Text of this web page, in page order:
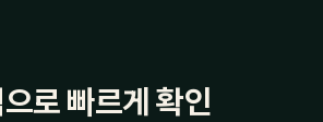
로 빠르게 확인